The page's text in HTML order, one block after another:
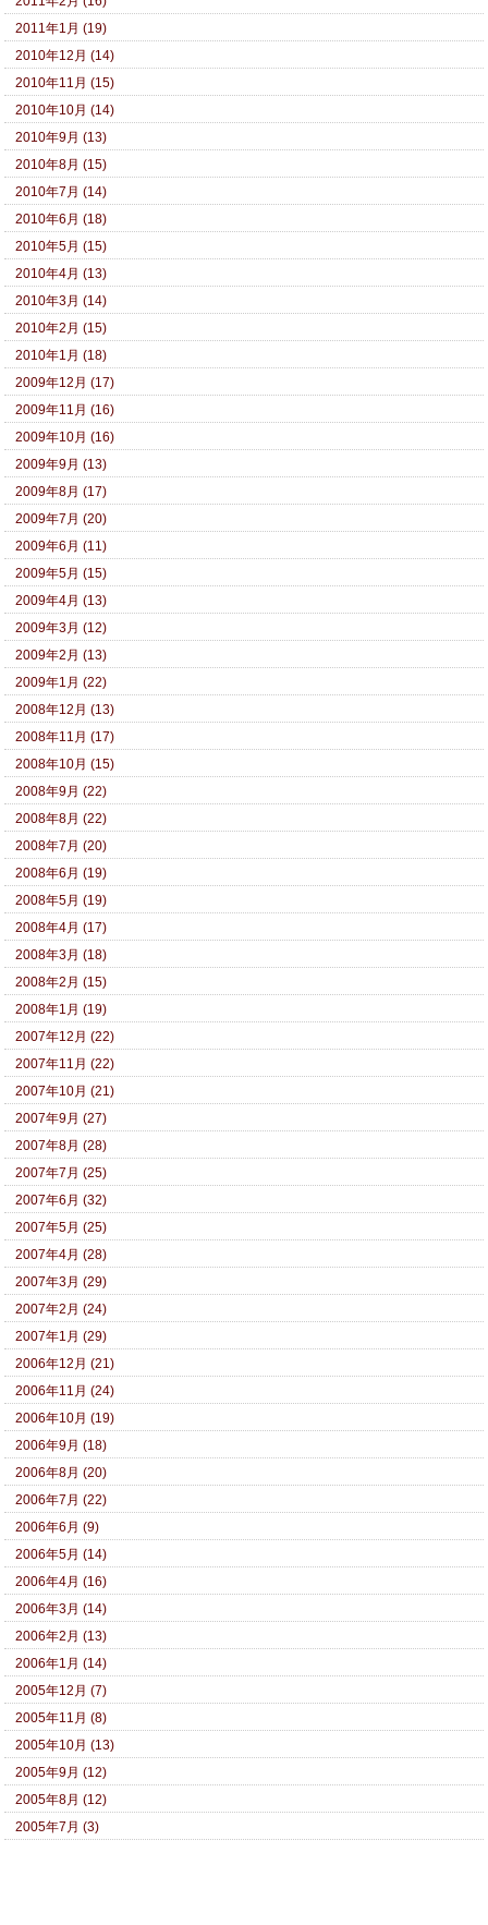
2011年1月 (19)
2010年12月 (14)
2010年11月 (15)
2010年10月 (14)
2010年9月 (13)
2010年8月 (15)
2010年7月 (14)
2010年6月 (18)
2010年5月 (15)
2010年4月 (13)
2010年3月 (14)
2010年2月 (15)
2010年1月 (18)
2009年12月 (17)
2009年11月 (16)
2009年10月 (16)
2009年9月 (13)
2009年8月 (17)
2009年7月 (20)
2009年6月 (11)
2009年5月 (15)
2009年4月 (13)
2009年3月 (12)
2009年2月 (13)
2009年1月 (22)
2008年12月 (13)
2008年11月 (17)
2008年10月 (15)
2008年9月 (22)
2008年8月 (22)
2008年7月 (20)
2008年6月 (19)
2008年5月 (19)
2008年4月 (17)
2008年3月 (18)
2008年2月 (15)
2008年1月 (19)
2007年12月 (22)
2007年11月 (22)
2007年10月 (21)
2007年9月 (27)
2007年8月 (28)
2007年7月 (25)
2007年6月 (32)
2007年5月 (25)
2007年4月 (28)
2007年3月 (29)
2007年2月 (24)
2007年1月 (29)
2006年12月 (21)
2006年11月 (24)
2006年10月 (19)
2006年9月 (18)
2006年8月 (20)
2006年7月 (22)
2006年6月 (9)
2006年5月 (14)
2006年4月 (16)
2006年3月 (14)
2006年2月 (13)
2006年1月 (14)
2005年12月 (7)
2005年11月 (8)
2005年10月 (13)
2005年9月 (12)
2005年8月 (12)
2005年7月 (3)